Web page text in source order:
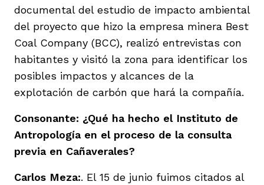
documental del estudio de impacto ambiental
del proyecto que hizo la empresa minera Best
Coal Company (BCC), realizó entrevistas con
habitantes y visitó la zona para identificar los
posibles impactos y alcances de la
explotación de carbón que hará la compañía.
Consonante: ¿Qué ha hecho el Instituto de
Antropología en el proceso de la consulta
previa en Cañaverales?
Carlos Meza:. El 15 de junio fuimos citados al